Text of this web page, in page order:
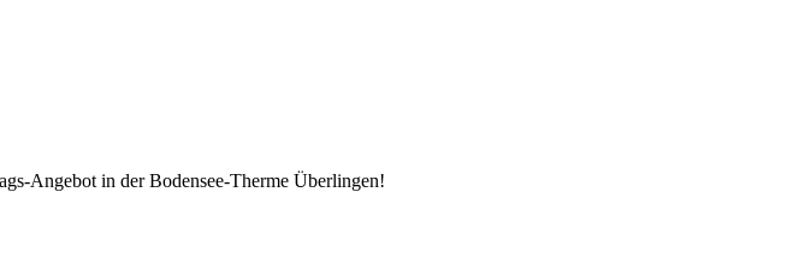
Angebot in der Bodensee-Therme Überlingen!